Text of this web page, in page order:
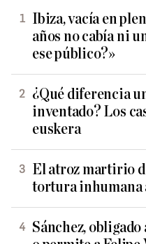
Ibiza, vacía en
años no cabía ni
ese público?»
¿Qué diferencia
inventado? Los
euskera
El atroz martirio
tortura inhumana
Sánchez, obligado